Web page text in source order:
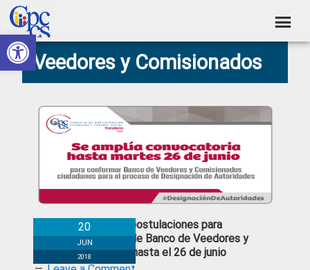
Abrir barra de herramientas
Skip
to
primary
navigation
Skip
to
main
content
Skip
to
primary
sidebar
Skip
to
footer
Consejo
de
Ciudadana
Control
Construyendo
Poder
Ciudadano
Veedores y Comisionados
Recepción de postulaciones para
conformación de Banco de Veedores y
Comisionados hasta el 26 de junio
20
JUN
2018